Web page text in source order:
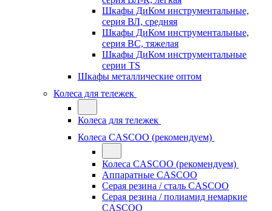
Шкафы ДиКом инструментальные,
серия ВЛ, средняя
Шкафы ДиКом инструментальные,
серия ВС, тяжелая
Шкафы ДиКом инструментальные
серии TS
Шкафы металлические оптом
Колеса для тележек
Колеса для тележек
Колеса CASCOO (рекомендуем)
Колеса CASCOO (рекомендуем)
Аппаратные CASCOO
Серая резина / сталь CASCOO
Серая резина / полиамид немаркие
CASCOO